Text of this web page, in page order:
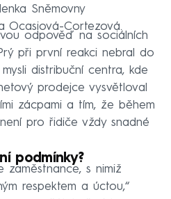
Sněmovny
Ocasiová-Cortezová.
odpověď na sociálních
při první reakci nebral do
distribuční centra, kde
prodejce vysvětloval
zácpami a tím, že během
pro řidiče vždy snadné
podmínky?
s nimiž
respektem a úctou,“